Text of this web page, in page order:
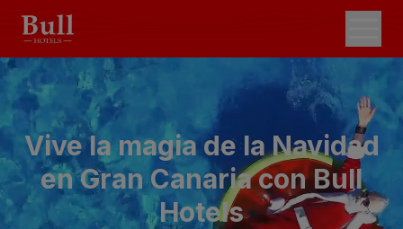
Vive la magia de la Navidad
en Gran Canaria con Bull
Hotels